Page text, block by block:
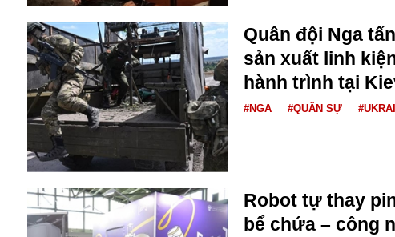
Bình Dương
Biển Đen
Boeing
Bình Định
Bulgaria
Biến chủng
Baikal
Bakhmut
Quân đội Nga
sản xuất linh
hành trình tại
#NGA #QUÂN SỰ
Robot tự thay
bể chứa – công